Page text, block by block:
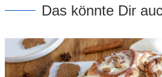
Das könnte Dir